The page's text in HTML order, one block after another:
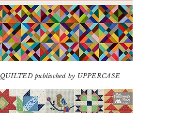
QUILTED publisched by UPPERCASE